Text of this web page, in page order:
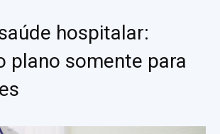
hospitalar:
plano somente para